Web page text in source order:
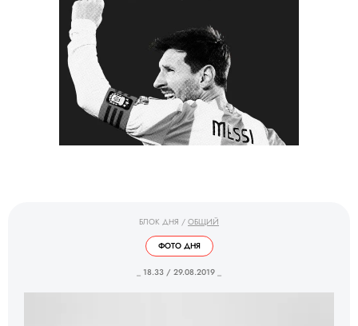
БЛОК ДНЯ / ОБЩИЙ
ФОТО ДНЯ
_ 18.33 / 29.08.2019 _